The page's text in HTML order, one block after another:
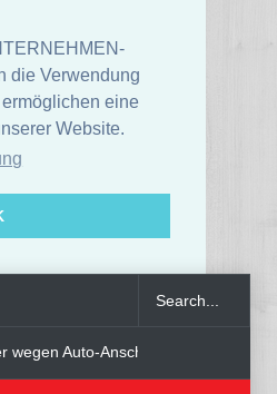
die Verwendung
eine
Website.
wegen Auto-Anschlag in München zu